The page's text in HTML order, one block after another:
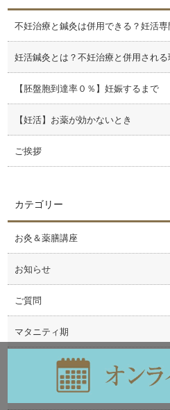
不妊治療と鍼灸は併用できる？妊活
妊活鍼灸とは？不妊治療と併用される
【胚盤胞到達率０％】妊娠するまで
【妊活】お薬が効かないとき
ご挨拶
カテゴリー
お灸＆薬膳講座
お知らせ
ご質問
マタニティ期